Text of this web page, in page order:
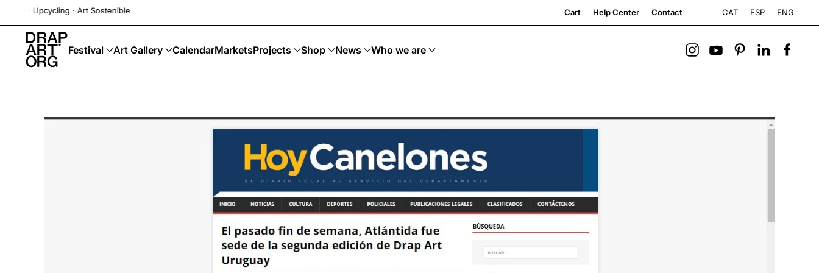
Skip to main content
· Art Sostenible Cart Help Center Contact CAT ESP ENG
Festival Art Gallery CalendarMarketsProjects Shop News Who we are